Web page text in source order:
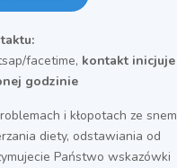
facetime, kontakt inicjuje
godzinie
i kłopotach ze snem
diety, odstawiania od
Państwo wskazówki